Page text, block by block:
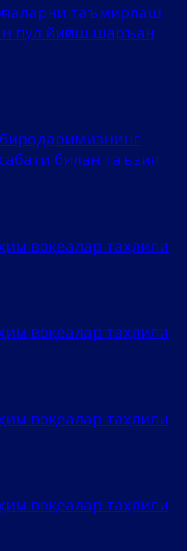
таъмирлаш
пул йиғиш шаръан
билан таъзия
воқеалар таҳлили
воқеалар таҳлили
воқеалар таҳлили
воқеалар таҳлили